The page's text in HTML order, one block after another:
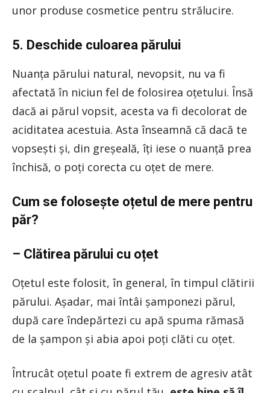
unor produse cosmetice pentru strălucire.
5. Deschide culoarea părului
Nuanța părului natural, nevopsit, nu va fi
afectată în niciun fel de folosirea oțetului. Însă
dacă ai părul vopsit, acesta va fi decolorat de
aciditatea acestuia. Asta înseamnă că dacă te
vopsești și, din greșeală, îți iese o nuanță prea
închisă, o poți corecta cu oțet de mere.
Cum se folosește oțetul de mere pentru
păr?
– Clătirea părului cu oțet
Oțetul este folosit, în general, în timpul clătirii
părului. Așadar, mai întâi șamponezi părul,
după care îndepărtezi cu apă spuma rămasă
de la șampon și abia apoi poți clăti cu oțet.
Întrucât oțetul poate fi extrem de agresiv atât